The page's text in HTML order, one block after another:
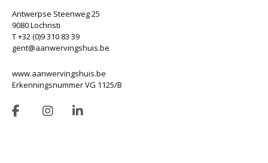
Antwerpse Steenweg 25
9080 Lochristi
T +32 (0)9 310 83 39
gent@aanwervingshuis.be
www.aanwervingshuis.be
Erkenningsnummer VG 1125/B